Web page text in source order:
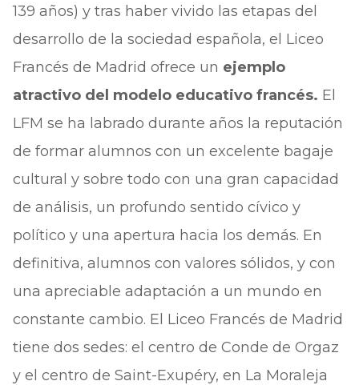
139 años) y tras haber vivido las etapas del
desarrollo de la sociedad española, el Liceo
Francés de Madrid ofrece un ejemplo
atractivo del modelo educativo francés. El
LFM se ha labrado durante años la reputación
de formar alumnos con un excelente bagaje
cultural y sobre todo con una gran capacidad
de análisis, un profundo sentido cívico y
político y una apertura hacia los demás. En
definitiva, alumnos con valores sólidos, y con
una apreciable adaptación a un mundo en
constante cambio. El Liceo Francés de Madrid
tiene dos sedes: el centro de Conde de Orgaz
y el centro de Saint-Exupéry, en La Moraleja